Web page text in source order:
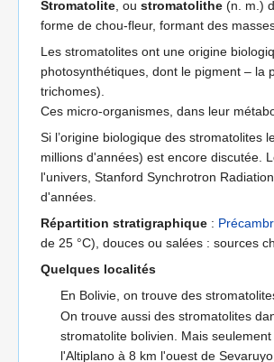
Stromatolite , ou stromatolithe (n. m.)
forme de chou-fleur, formant des
Les stromatolites ont une origine
photosynthétiques, dont le pigment – la
trichomes).
Ces micro-organismes, dans leur
Si l’origine biologique des stromatolites
millions d'années) est encore discutée.
l'univers, Stanford Synchrotron
d'années.
Répartition stratigraphique :
de 25 °C), douces ou salées : sources
Quelques localités
En Bolivie, on trouve des
On trouve aussi des stromatolites
stromatolite bolivien. Mais
l'Altiplano à 8 km l'ouest de